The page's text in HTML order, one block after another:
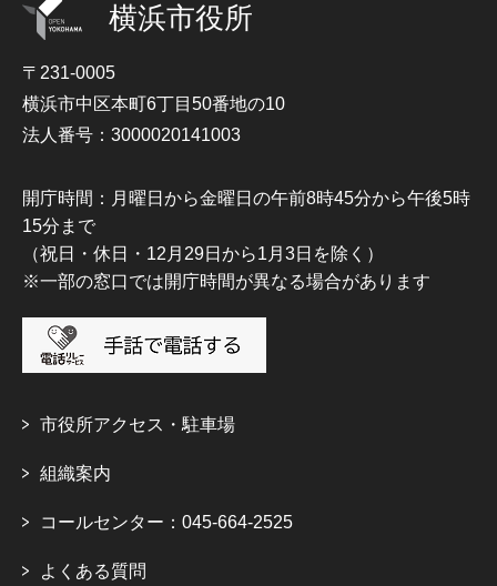
横浜市役所
〒231-0005
横浜市中区本町6丁目50番地の10
法人番号：3000020141003
開庁時間：月曜日から金曜日の午前8時45分から午後5時
15分まで
（祝日・休日・12月29日から1月3日を除く）
※一部の窓口では開庁時間が異なる場合があります
市役所アクセス・駐車場
組織案内
コールセンター：045-664-2525
よくある質問